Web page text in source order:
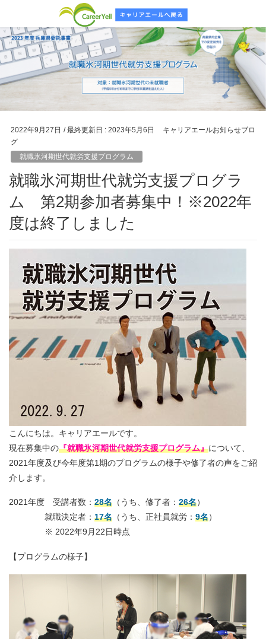
2022年9月27日 / 最終更新日 : 2023年5月6日
キャリアエールお知らせブロ
グ
就職氷河期世代就労支援プログラム
就職氷河期世代就労支援プログラ
ム 第2期参加者募集中！※2022年
度は終了しました
こんにちは。キャリアエールです。
現在募集中の『就職氷河期世代就労支援プログラム』について、
2021年度及び今年度第1期のプログラムの様子や修了者の声をご紹
介します。
2021年度 受講者数： 28名 （うち、修了者： 26名）
就職決定者： 17名 （うち、正社員就労： 9名）
※ 2022年9月22日時点
【プログラムの様子】